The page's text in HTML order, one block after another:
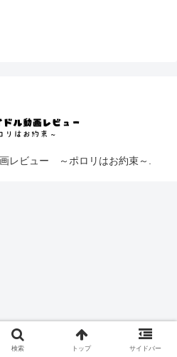
レビュー ～ポロリはお約束～.
検索 トップ サイドバー